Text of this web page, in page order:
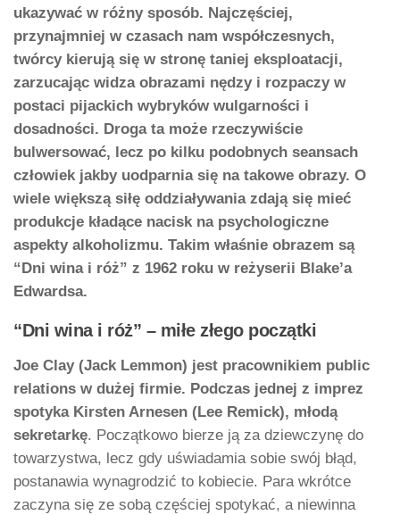
ukazywać w różny sposób. Najczęściej,
przynajmniej w czasach nam współczesnych,
twórcy kierują się w stronę taniej eksploatacji,
zarzucając widza obrazami nędzy i rozpaczy w
postaci pijackich wybryków wulgarności i
dosadności. Droga ta może rzeczywiście
bulwersować, lecz po kilku podobnych seansach
człowiek jakby uodparnia się na takowe obrazy. O
wiele większą siłę oddziaływania zdają się mieć
produkcje kładące nacisk na psychologiczne
aspekty alkoholizmu. Takim właśnie obrazem są
“Dni wina i róż” z 1962 roku w reżyserii Blake’a
Edwardsa.
“Dni wina i róż” – miłe złego początki
Joe Clay (Jack Lemmon) jest pracownikiem public
relations w dużej firmie. Podczas jednej z imprez
spotyka Kirsten Arnesen (Lee Remick), młodą
sekretarkę. Początkowo bierze ją za dziewczynę do
towarzystwa, lecz gdy uświadamia sobie swój błąd,
postanawia wynagrodzić to kobiecie. Para wkrótce
zaczyna się ze sobą częściej spotykać, a niewinna